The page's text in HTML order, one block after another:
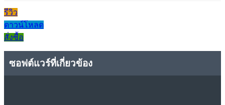
รีวิว
ดาวน์โหลด
สั่งซื้อ
ซอฟต์แวร์ที่เกี่ยวข้อง